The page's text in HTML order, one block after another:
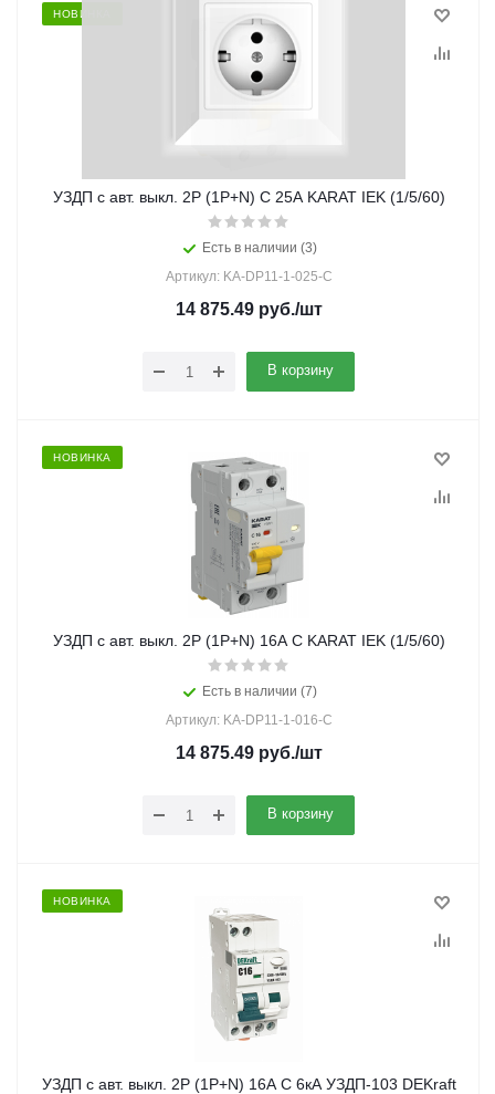
НОВИНКА
УЗДП c авт. выкл. 2Р (1Р+N) C 25A KARAT IEK (1/5/60)
Есть в наличии (3)
Артикул: KA-DP11-1-025-C
14 875.49руб./шт
В корзину
НОВИНКА
УЗДП c авт. выкл. 2Р (1Р+N) 16A C KARAT IEK (1/5/60)
Есть в наличии (7)
Артикул: KA-DP11-1-016-C
14 875.49руб./шт
В корзину
НОВИНКА
УЗДП c авт. выкл. 2Р (1Р+N) 16A C 6кА УЗДП-103 DEKraft